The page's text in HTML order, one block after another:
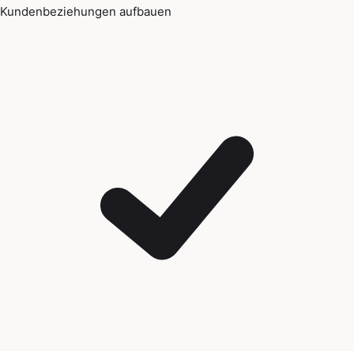
Kundenbeziehungen aufbauen